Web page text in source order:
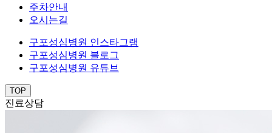
주차안내
오시는길
구포성심병원 인스타그램
구포성심병원 블로그
구포성심병원 유튜브
TOP
진료상담